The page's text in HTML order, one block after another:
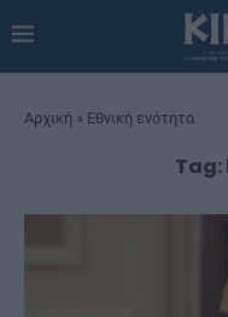
Αρχική » Εθνική ενότητα
Tag: